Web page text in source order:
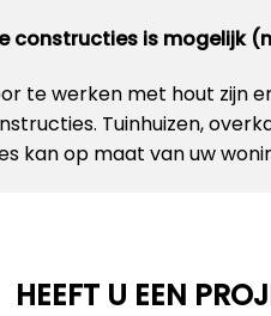
constructies is mogelijk
te werken met hout zijn
Tuinhuizen,
kan op maat van uw
HEEFT U EEN